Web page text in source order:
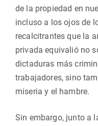
de la propiedad en
incluso a los ojos de
recalcitrantes que la
privada equivalió no
dictaduras más
trabajadores, sino
miseria y el hambre.
Sin embargo, junto a